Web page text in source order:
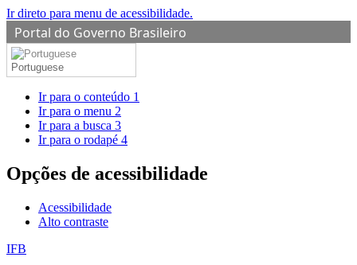
Ir direto para menu de acessibilidade.
Portal do Governo Brasileiro
Portuguese
Ir para o conteúdo 1
Ir para o menu 2
Ir para a busca 3
Ir para o rodapé 4
Opções de acessibilidade
Acessibilidade
Alto contraste
IFB